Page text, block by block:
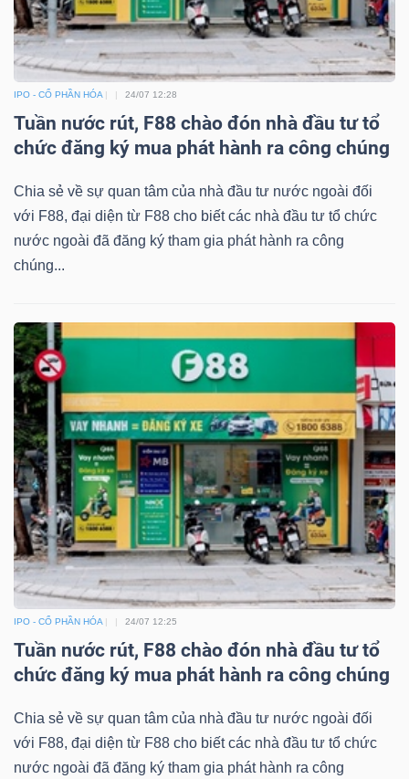
IPO - CỔ PHẦN HÓA 24/07 12:28
Tuần nước rút, F88 chào đón nhà đầu tư tổ
chức đăng ký mua phát hành ra công chúng
Chia sẻ về sự quan tâm của nhà đầu tư nước ngoài đối
với F88, đại diện từ F88 cho biết các nhà đầu tư tổ chức
nước ngoài đã đăng ký tham gia phát hành ra công
chúng...
IPO - CỔ PHẦN HÓA 24/07 12:25
Tuần nước rút, F88 chào đón nhà đầu tư tổ
chức đăng ký mua phát hành ra công chúng
Chia sẻ về sự quan tâm của nhà đầu tư nước ngoài đối
với F88, đại diện từ F88 cho biết các nhà đầu tư tổ chức
nước ngoài đã đăng ký tham gia phát hành ra công